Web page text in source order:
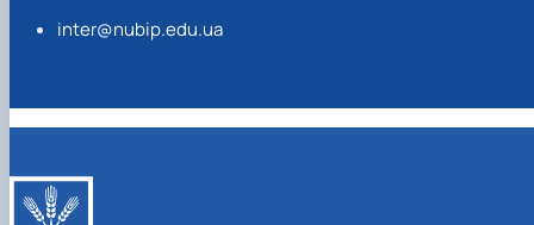
inter@nubip.edu.ua